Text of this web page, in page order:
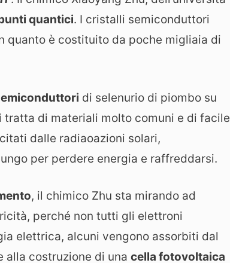
quantici. I cristalli semiconduttori
quanto è costituito da poche migliaia di
di selenurio di piombo su
di materiali molto comuni e di facile
dalle radiaoazioni solari,
per perdere energia e raffreddarsi.
, il chimico Zhu sta mirando ad
perché non tutti gli elettroni
elettrica, alcuni vengono assorbiti dal
alla costruzione di una cella fotovoltaica